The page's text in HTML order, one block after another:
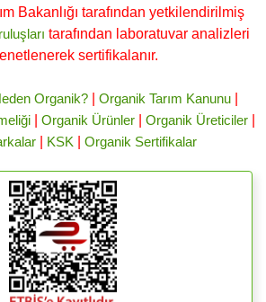
Bakanlığı tarafından yetkilendirilmiş
tarafından laboratuvar analizleri
sertifikalanır.
Organik?| Organik Tarım Kanunu|
| Organik Ürünler| Organik Üreticiler|
| KSK Organik Sertifikalar